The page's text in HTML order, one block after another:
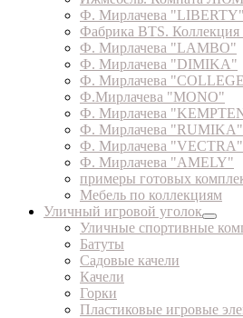
Ф. Мирлачева
Фабрика BTS.
Ф. Мирлачева "LAMBO"
Ф. Мирлачева "DIMIKA"
Ф. Мирлачева
Ф.Мирлачева "MONO"
Ф. Мирлачева
Ф. Мирлачева "RUMIKA"
Ф. Мирлачева "VECTRA"
Ф. Мирлачева "AMELY"
примеры готовых
Мебель по коллекциям
Уличный игровой уголок
Уличные спортивные
Батуты
Садовые качели
Качели
Горки
Пластиковые игровые